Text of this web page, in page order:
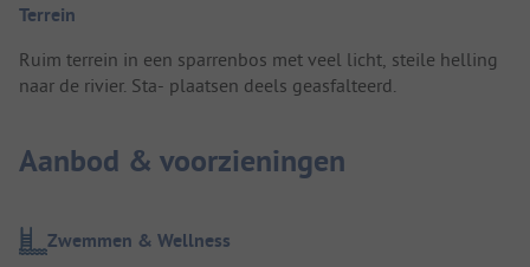
Terrein
Ruim terrein in een sparrenbos met veel licht, steile helling
naar de rivier. Sta- plaatsen deels geasfalteerd.
Aanbod & voorzieningen
Zwemmen & Wellness